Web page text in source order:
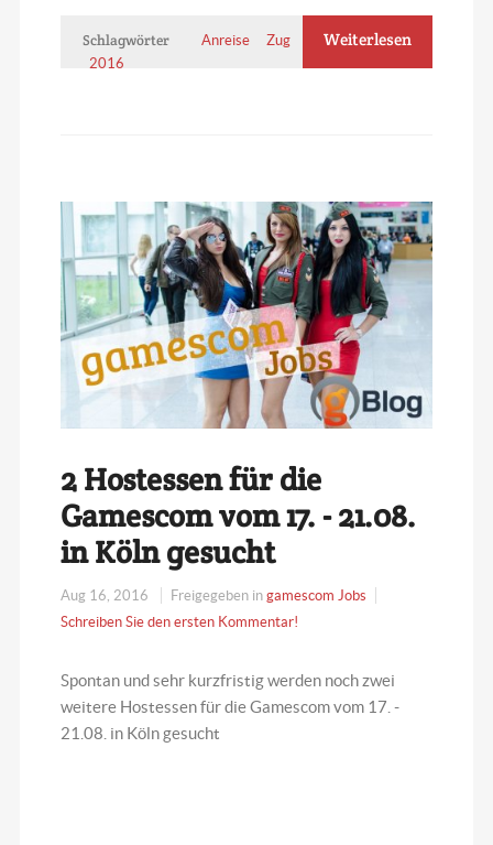
Schlagwörter Anreise Zug
gamescom
2016
Weiterlesen
2 Hostessen für die
Gamescom vom 17. - 21.08.
in Köln gesucht
Aug 16, 2016 Freigegeben in gamescom Jobs
Schreiben Sie den ersten Kommentar!
Spontan und sehr kurzfristig werden noch zwei
weitere Hostessen für die Gamescom vom 17. -
21.08. in Köln gesucht